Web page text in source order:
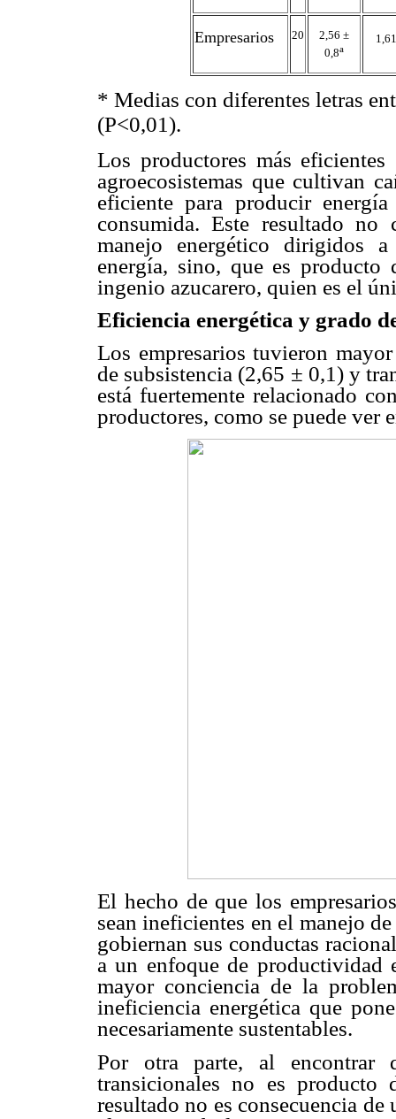
Empresarios 20
2,56 ±
0,8a
* Medias con diferentes letras
(P<0,01).
Los productores más
agroecosistemas que cultivan
eficiente para producir
consumida. Este resultado no
manejo energético dirigidos
energía, sino, que es
ingenio azucarero, quien es el
Eficiencia energética y grado
Los empresarios tuvieron
de subsistencia (2,65 ± 0,1) y
está fuertemente relacionado
productores, como se puede ver
El hecho de que los
sean ineficientes en el manejo
gobiernan sus conductas
a un enfoque de productividad
mayor conciencia de la
ineficiencia energética que
necesariamente sustentables.
Por otra parte, al encontrar
transicionales no es producto
resultado no es consecuencia